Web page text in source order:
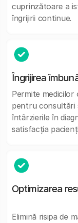
cuprinzătoare a
îngrijirii continue.
Îngrijirea
Permite medicilor
pentru consultări
întârzierile în
satisfacția
Optimizarea
Elimină risipa de